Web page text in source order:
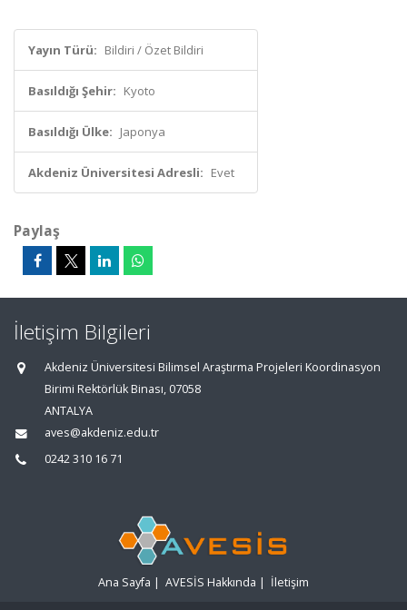
Yayın Türü: Bildiri / Özet Bildiri
Basıldığı Şehir: Kyoto
Basıldığı Ülke: Japonya
Akdeniz Üniversitesi Adresli: Evet
Paylaş
İletişim Bilgileri
Akdeniz Üniversitesi Bilimsel Araştırma Projeleri Koordinasyon
Birimi Rektörlük Binası, 07058
ANTALYA
aves@akdeniz.edu.tr
0242 310 16 71
Ana Sayfa | AVESİS Hakkında | İletişim